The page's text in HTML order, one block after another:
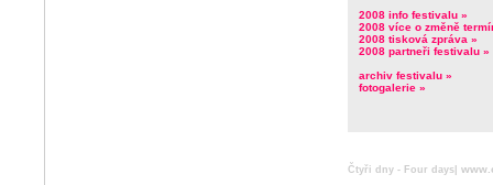
2008 info festivalu »
2008 více o změně
2008 tisková zpráva »
2008 partneři festivalu »
archiv festivalu »
fotogalerie »
Čtyři dny - Four days|